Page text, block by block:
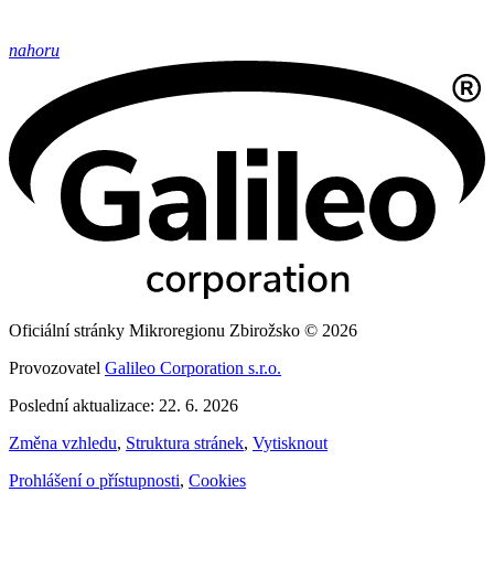
nahoru
Oficiální stránky Mikroregionu Zbirožsko © 2026
Provozovatel Galileo Corporation s.r.o.
Poslední aktualizace: 22. 6. 2026
Změna vzhledu, Struktura stránek, Vytisknout
Prohlášení o přístupnosti, Cookies